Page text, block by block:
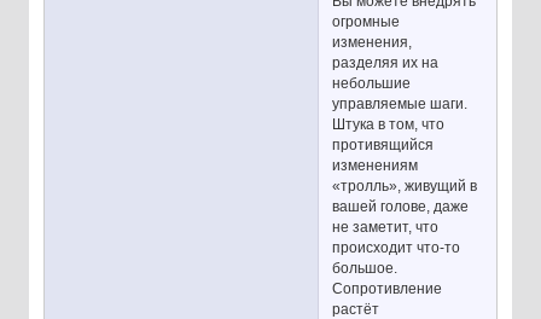
огромные
изменения,
разделяя их на
небольшие
управляемые шаги.
Штука в том, что
противящийся
изменениям
«тролль», живущий в
вашей голове, даже
не заметит, что
происходит что-то
большое.
Сопротивление
растёт